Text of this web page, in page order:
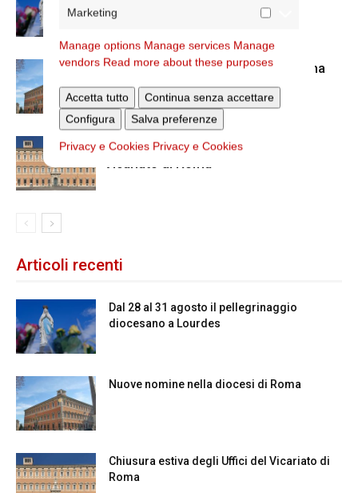
Marketing
Manage options Manage services Manage
vendors Read more about these purposes
Accetta tutto
Continua senza accettare
Configura
Salva preferenze
Privacy e Cookies Privacy e Cookies
diocesano a Lourdes
Nuove nomine nella diocesi di Roma
Chiusura estiva degli Uffici del
Articoli recenti
Dal 28 al 31 agosto il pellegrinaggio
diocesano a Lourdes
Nuove nomine nella diocesi di Roma
Chiusura estiva degli Uffici del Vicariato di
Roma